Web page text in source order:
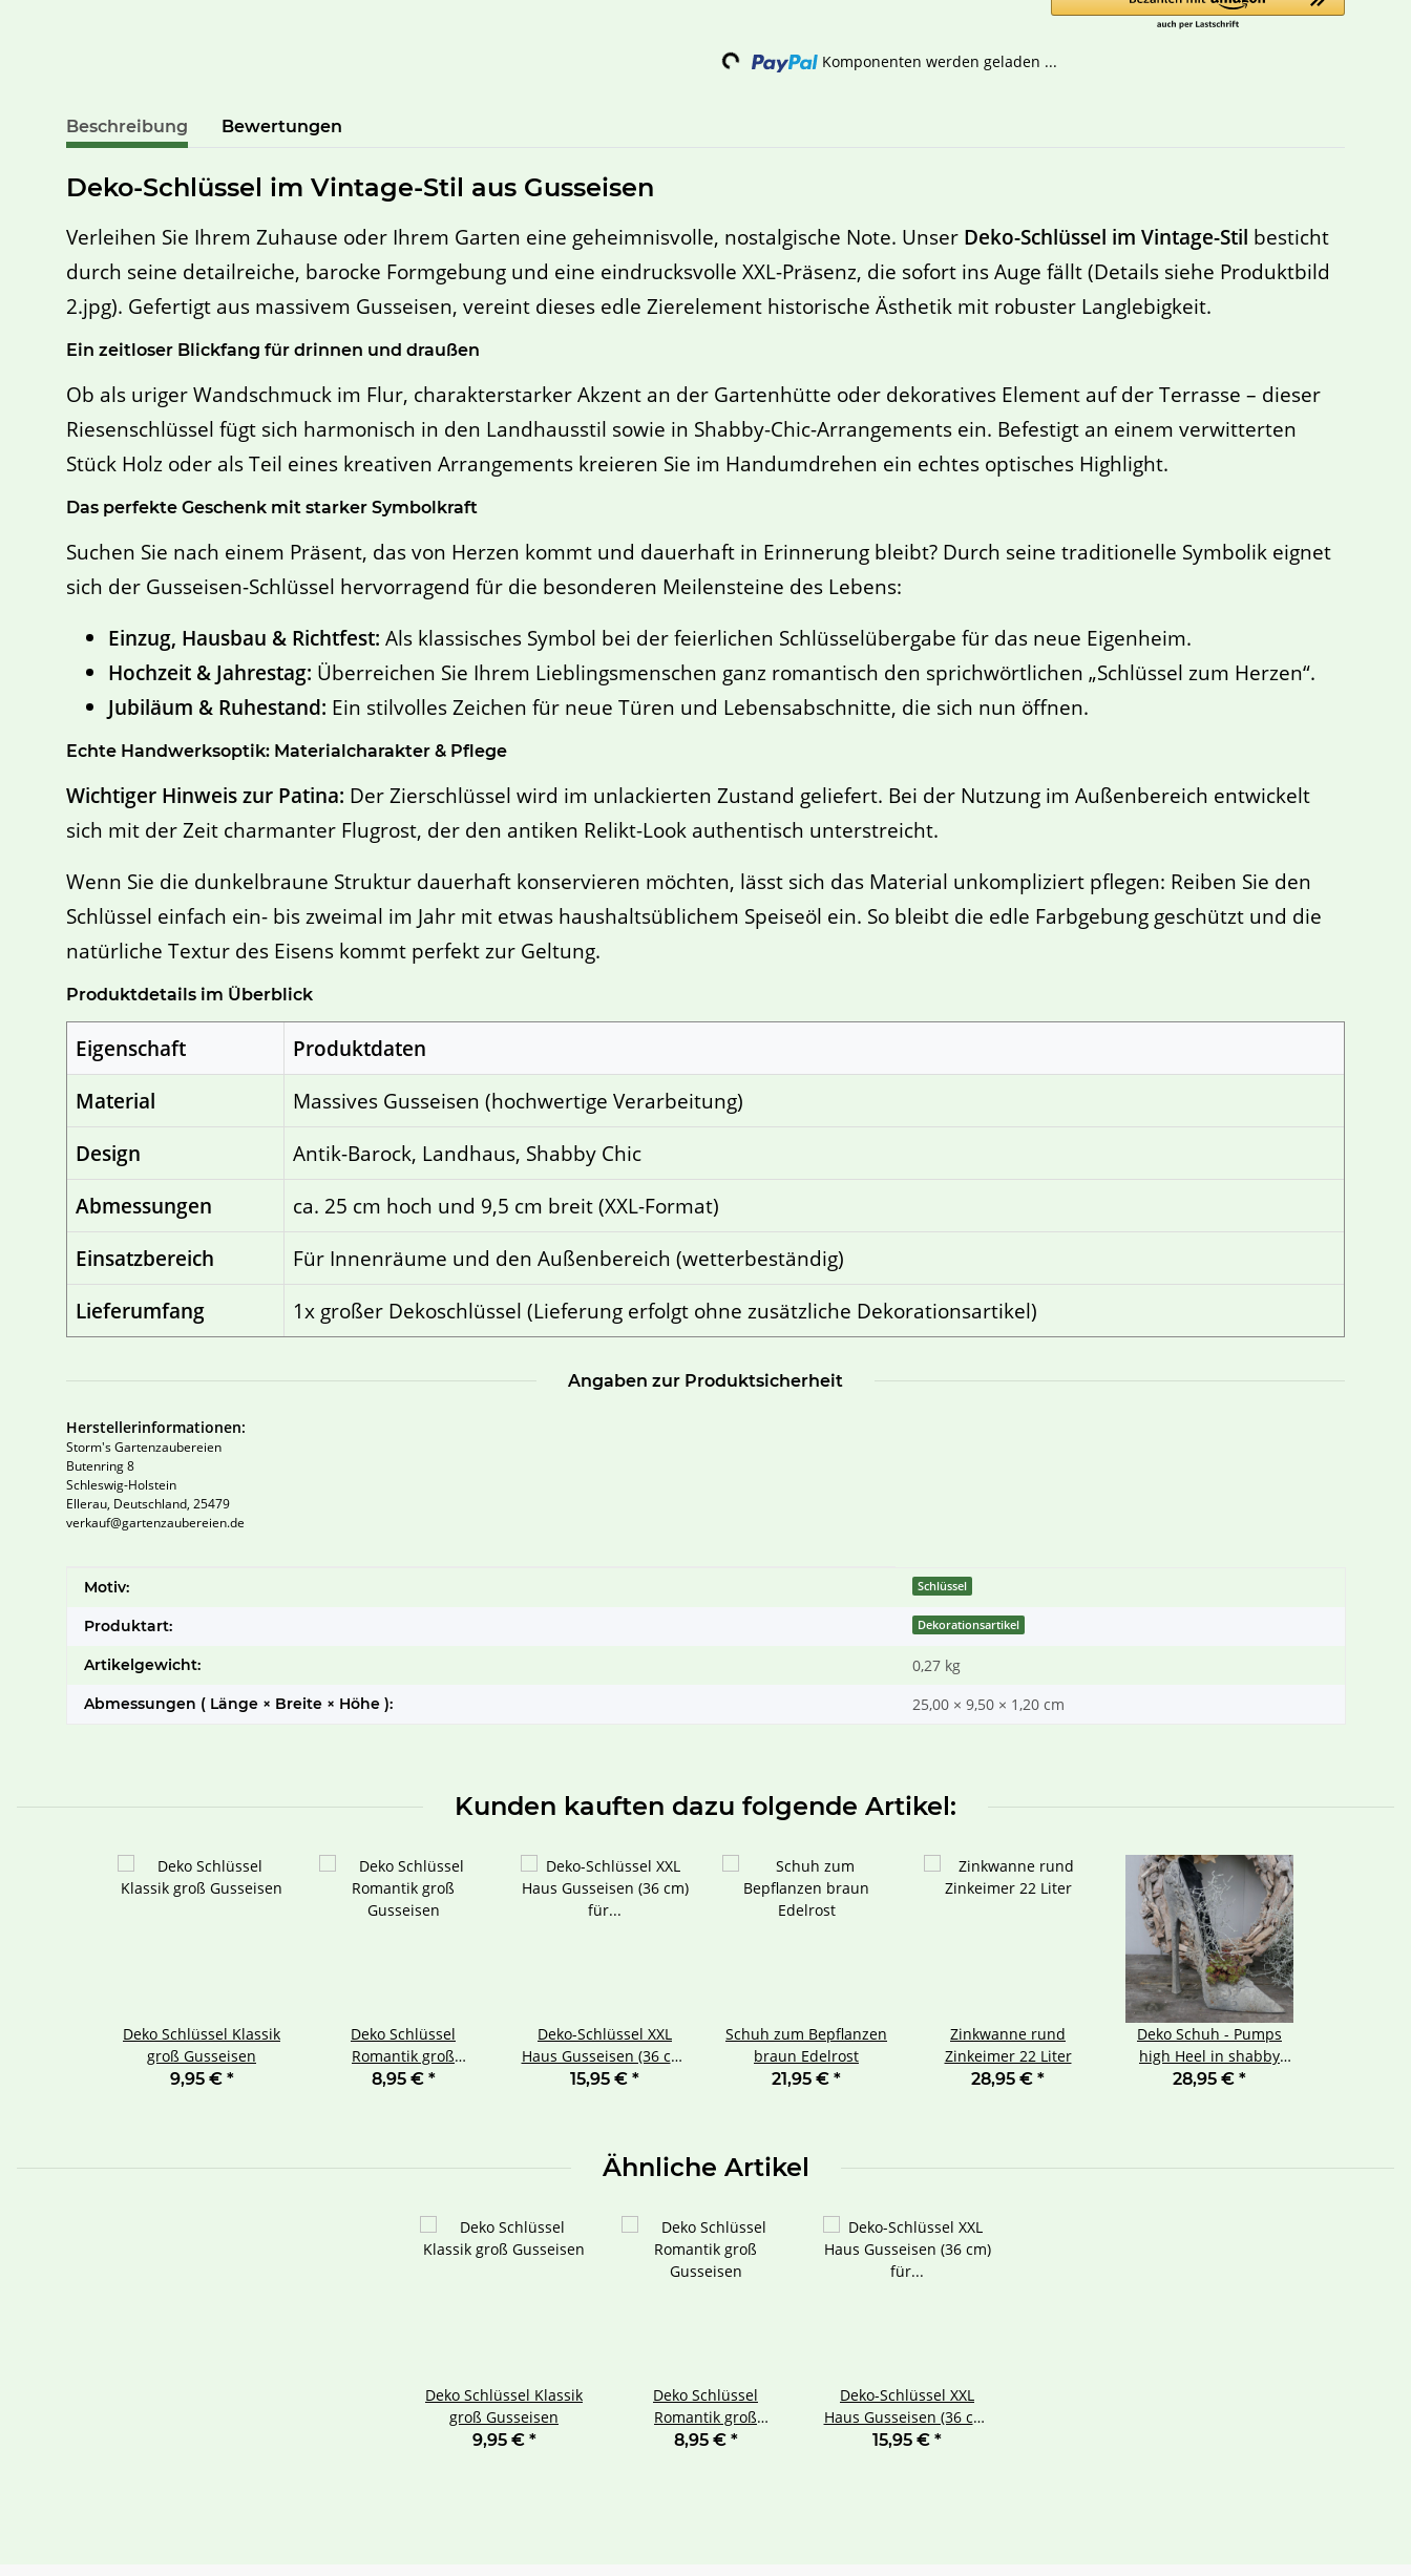
Loading... Komponenten werden geladen ...
Beschreibung Bewertungen
Deko-Schlüssel im Vintage-Stil aus Gusseisen
Verleihen Sie Ihrem Zuhause oder Ihrem Garten eine geheimnisvolle, nostalgische Note. Unser Deko-Schlüssel im Vintage-Stil besticht
durch seine detailreiche, barocke Formgebung und eine eindrucksvolle XXL-Präsenz, die sofort ins Auge fällt (Details siehe Produktbild
2.jpg). Gefertigt aus massivem Gusseisen, vereint dieses edle Zierelement historische Ästhetik mit robuster Langlebigkeit.
Ein zeitloser Blickfang für drinnen und draußen
Ob als uriger Wandschmuck im Flur, charakterstarker Akzent an der Gartenhütte oder dekoratives Element auf der Terrasse – dieser
Riesenschlüssel fügt sich harmonisch in den Landhausstil sowie in Shabby-Chic-Arrangements ein. Befestigt an einem verwitterten
Stück Holz oder als Teil eines kreativen Arrangements kreieren Sie im Handumdrehen ein echtes optisches Highlight.
Das perfekte Geschenk mit starker Symbolkraft
Suchen Sie nach einem Präsent, das von Herzen kommt und dauerhaft in Erinnerung bleibt? Durch seine traditionelle Symbolik eignet
sich der Gusseisen-Schlüssel hervorragend für die besonderen Meilensteine des Lebens:
Einzug, Hausbau & Richtfest: Als klassisches Symbol bei der feierlichen Schlüsselübergabe für das neue Eigenheim.
Hochzeit & Jahrestag: Überreichen Sie Ihrem Lieblingsmenschen ganz romantisch den sprichwörtlichen „Schlüssel zum Herzen“.
Jubiläum & Ruhestand: Ein stilvolles Zeichen für neue Türen und Lebensabschnitte, die sich nun öffnen.
Echte Handwerksoptik: Materialcharakter & Pflege
Wichtiger Hinweis zur Patina: Der Zierschlüssel wird im unlackierten Zustand geliefert. Bei der Nutzung im Außenbereich entwickelt
sich mit der Zeit charmanter Flugrost, der den antiken Relikt-Look authentisch unterstreicht.
Wenn Sie die dunkelbraune Struktur dauerhaft konservieren möchten, lässt sich das Material unkompliziert pflegen: Reiben Sie den
Schlüssel einfach ein- bis zweimal im Jahr mit etwas haushaltsüblichem Speiseöl ein. So bleibt die edle Farbgebung geschützt und die
natürliche Textur des Eisens kommt perfekt zur Geltung.
Produktdetails im Überblick
Eigenschaft
Produktdaten
Material
Massives Gusseisen (hochwertige Verarbeitung)
Design
Antik-Barock, Landhaus, Shabby Chic
Abmessungen
ca. 25 cm hoch und 9,5 cm breit (XXL-Format)
Einsatzbereich
Für Innenräume und den Außenbereich (wetterbeständig)
Lieferumfang
1x großer Dekoschlüssel (Lieferung erfolgt ohne zusätzliche Dekorationsartikel)
Angaben zur Produktsicherheit
Herstellerinformationen:
Storm's Gartenzaubereien
Butenring 8
Schleswig-Holstein
Ellerau, Deutschland, 25479
verkauf@gartenzaubereien.de
Produkteigenschaft
Wert
Motiv: Schlüssel
Produktart: Dekorationsartikel
Artikelgewicht: 0,27 kg
Abmessungen ( Länge × Breite × Höhe ): 25,00 × 9,50 × 1,20 cm
Kunden kauften dazu folgende Artikel:
Deko Schlüssel Klassik
groß Gusseisen
9,95 € *
Deko Schlüssel
Romantik groß
Gusseisen
8,95 € *
Deko-Schlüssel XXL
Haus Gusseisen (36 cm)
für Haus & Garten
15,95 € *
Schuh zum Bepflanzen
braun Edelrost
21,95 € *
Zinkwanne rund
Zinkeimer 22 Liter
28,95 € *
Deko Schuh - Pumps
high Heel in shabby
grau
28,95 € *
Ähnliche Artikel
Deko Schlüssel Klassik
groß Gusseisen
9,95 € *
Deko Schlüssel
Romantik groß
Gusseisen
8,95 € *
Deko-Schlüssel XXL
Haus Gusseisen (36 cm)
für Haus & Garten
15,95 € *